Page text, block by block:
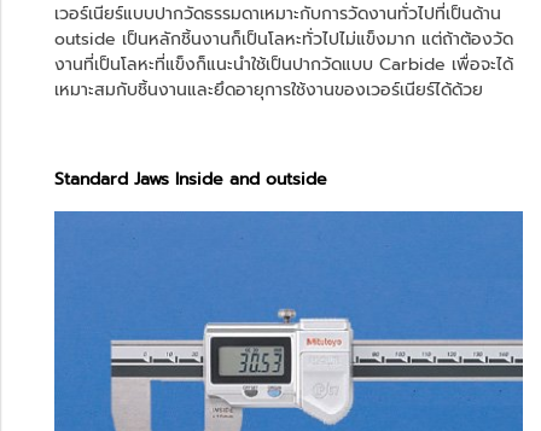
เวอร์เนียร์แบบปากวัดธรรมดาเหมาะกับการวัดงานทั่วไปที่เป็นด้าน
outside เป็นหลักชิ้นงานก็เป็นโลหะทั่วไปไม่แข็งมาก แต่ถ้าต้องวัด
งานที่เป็นโลหะที่แข็งก็แนะนำใช้เป็นปากวัดแบบ Carbide เพื่อจะได้
เหมาะสมกับชิ้นงานและยึดอายุการใช้งานของเวอร์เนียร์ได้ด้วย
Standard Jaws Inside and outside